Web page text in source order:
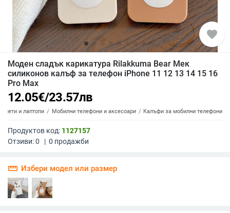
favorite
Моден сладък карикатура Rilakkuma Bear Мек
силиконов калъф за телефон iPhone 11 12 13 14 15 16
Pro Max
12.05€/23.57лв
и лаптопи Мобилни телефони и аксесоари Калъфи за мобилни телефони
Продуктов код: 1127157
Отзиви:0 | 0 продажби
straighten Избери модел или размер